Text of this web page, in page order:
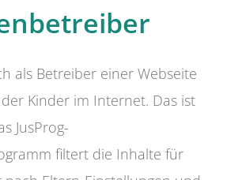
als Betreiber einer Webseite
Kinder im Internet. Das ist
JusProg-
filtert die Inhalte für